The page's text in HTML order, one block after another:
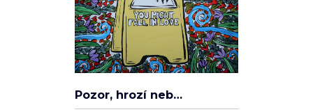
Pozor, hrozí nebezpečí zamilování se